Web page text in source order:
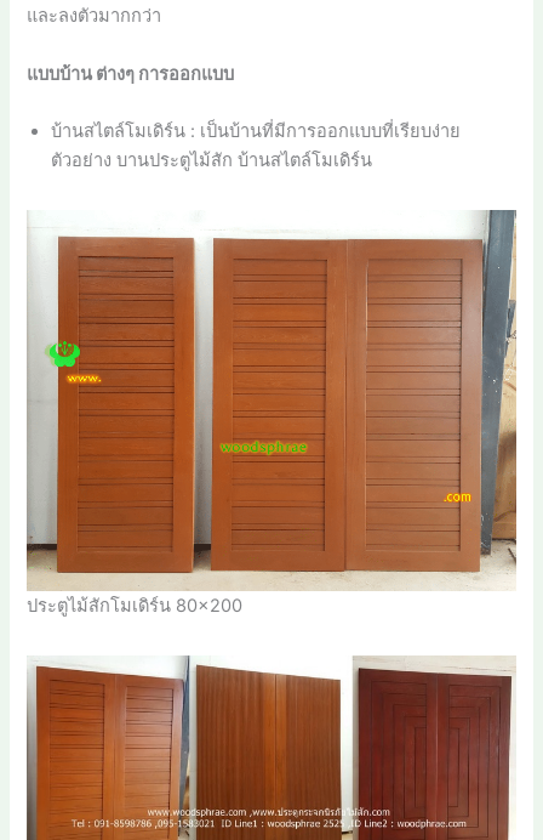
และลงตัวมากกว่า
แบบบ้าน ต่างๆ การออกแบบ
บ้านสไตล์โมเดิร์น : เป็นบ้านที่มีการออกแบบที่เรียบง่าย
ตัวอย่าง บานประตูไม้สัก บ้านสไตล์โมเดิร์น
ประตูไม้สักโมเดิร์น 80×200